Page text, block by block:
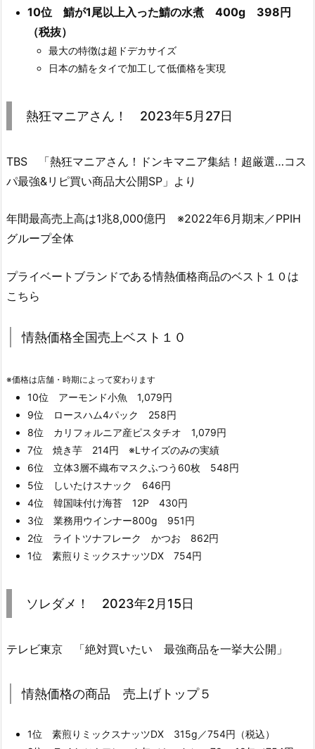
10位 鯖が1尾以上入った鯖の水煮 400g 398円
（税抜）
最大の特徴は超ドデカサイズ
日本の鯖をタイで加工して低価格を実現
熱狂マニアさん！ 2023年5月27日
TBS 「熱狂マニアさん！ドンキマニア集結！超厳選…コス
パ最強&リピ買い商品大公開SP」より
年間最高売上高は1兆8,000億円 ※2022年6月期末／PPIH
グループ全体
プライベートブランドである情熱価格商品のベスト１０は
こちら
情熱価格全国売上ベスト１０
※価格は店舗・時期によって変わります
10位 アーモンド小魚 1,079円
9位 ロースハム4パック 258円
8位 カリフォルニア産ピスタチオ 1,079円
7位 焼き芋 214円 ※Lサイズのみの実績
6位 立体3層不織布マスクふつう60枚 548円
5位 しいたけスナック 646円
4位 韓国味付け海苔 12P 430円
3位 業務用ウインナー800g 951円
2位 ライトツナフレーク かつお 862円
1位 素煎りミックスナッツDX 754円
ソレダメ！ 2023年2月15日
テレビ東京 「絶対買いたい 最強商品を一挙大公開」
情熱価格の商品 売上げトップ５
1位 素煎りミックスナッツDX 315g／754円（税込）